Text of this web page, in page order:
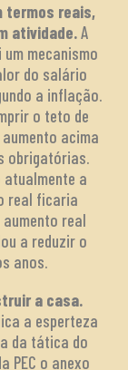
termos reais,
atividade.A
mecanismo
do salário
a inflação.
o teto de
acima
obrigatórias.
a
real ficaria
real
a reduzir o
anos.
a casa.
a esperteza
da tática do
PEC o anexo